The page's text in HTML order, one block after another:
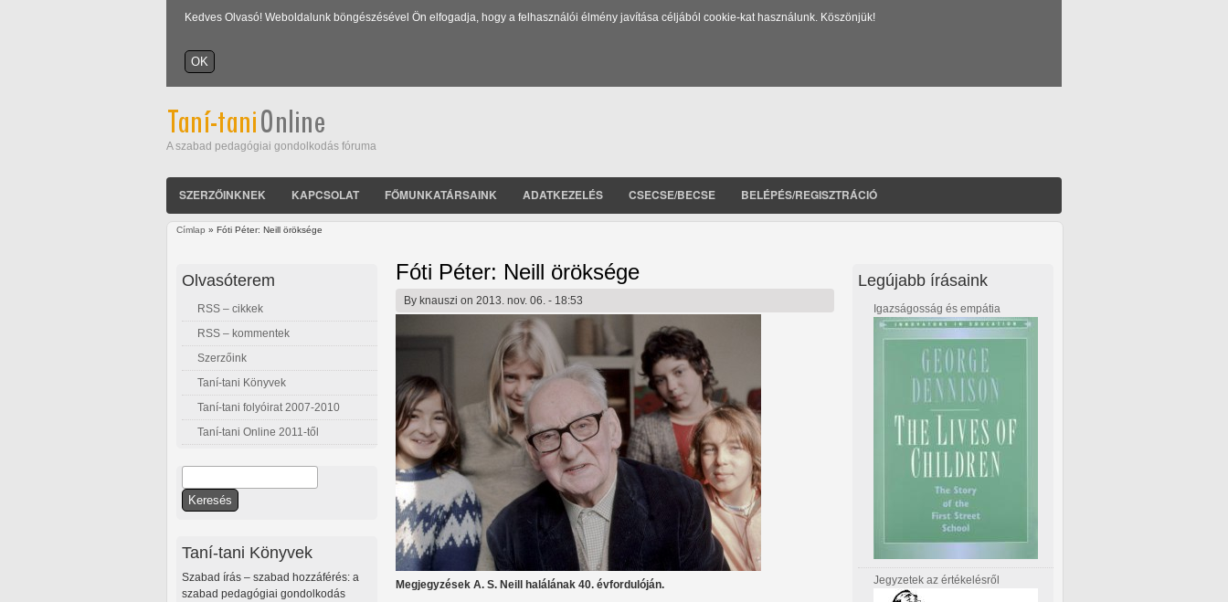
Kedves Olvasó! Weboldalunk böngészésével Ön elfogadja, hogy a felhasználói élmény javítása céljából cookie-kat használunk. Köszönjük!
A szabad pedagógiai gondolkodás fóruma
SZERZŐINKNEK KAPCSOLAT FŐMUNKATÁRSAINK ADATKEZELÉS CSECSE/BECSE BELÉPÉS/REGISZTRÁCIÓ
Címlap » Fóti Péter: Neill öröksége
Fóti Péter: Neill öröksége
By knauszi on 2013. nov. 06. - 18:53
Megjegyzések A. S. Neill halálának 40. évfordulóján.
Olvasóterem
RSS – cikkek
RSS – kommentek
Szerzőink
Taní-tani Könyvek
Taní-tani folyóirat 2007-2010
Taní-tani Online 2011-től
Keresés űrlap
Taní-tani Könyvek
Szabad írás – szabad hozzáférés: a
szabad pedagógiai gondolkodás
Legújabb írásaink
Igazságosság és empátia
Jegyzetek az értékelésről